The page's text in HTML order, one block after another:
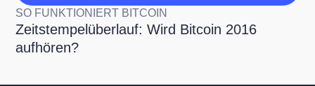
SO FUNKTIONIERT BITCOIN
Zeitstempelüberlauf: Wird Bitcoin 2016
aufhören?